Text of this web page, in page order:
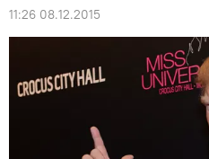
11:26 08.12.2015